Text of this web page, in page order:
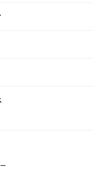
ーに基づく新たな価値の創出
ミナー・イベント
ィの取り組み
貢献
ホルダー方針
一覧